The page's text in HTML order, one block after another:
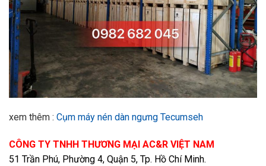
xem thêm : Cụm máy nén dàn ngưng Tecumseh
CÔNG TY TNHH THƯƠNG MẠI AC&R VIỆT NAM
51 Trần Phú, Phường 4, Quận 5, Tp. Hồ Chí Minh.